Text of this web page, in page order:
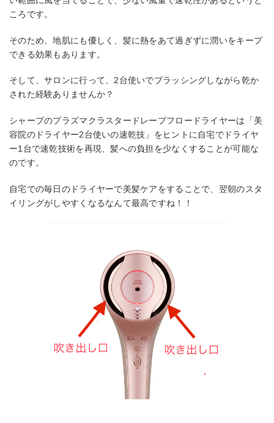
ころです。
そのため、地肌にも優しく、髪に熱をあて過ぎずに潤いをキープ
できる効果もあります。
そして、サロンに行って、2台使いでブラッシングしながら乾か
された経験ありませんか？
シャープのプラズマクラスタードレープフロードライヤーは「美
容院のドライヤー2台使いの速乾技」をヒントに自宅でドライヤ
ー1台で速乾技術を再現、髪への負担を少なくすることが可能な
のです。
自宅での毎日のドライヤーで美髪ケアをすることで、翌朝のスタ
イリングがしやすくなるなんて最高ですね！！